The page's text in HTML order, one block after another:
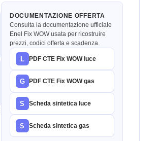
DOCUMENTAZIONE OFFERTA
Consulta la documentazione ufficiale
Enel Fix WOW usata per ricostruire
prezzi, codici offerta e scadenza.
L PDF CTE Fix WOW luce
G PDF CTE Fix WOW gas
S Scheda sintetica luce
S Scheda sintetica gas